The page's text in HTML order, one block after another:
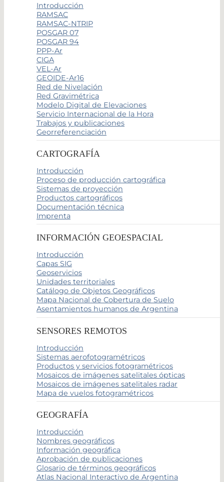
Introducción
RAMSAC
RAMSAC-NTRIP
POSGAR 07
POSGAR 94
PPP-Ar
CIGA
VEL-Ar
GEOIDE-Ar16
Red de Nivelación
Red Gravimétrica
Modelo Digital de Elevaciones
Servicio Internacional de la Hora
Trabajos y publicaciones
Georreferenciación
CARTOGRAFÍA
Introducción
Proceso de producción cartográfica
Sistemas de proyección
Productos cartográficos
Documentación técnica
Imprenta
INFORMACIÓN GEOESPACIAL
Introducción
Capas SIG
Geoservicios
Unidades territoriales
Catálogo de Objetos Geográficos
Mapa Nacional de Cobertura de Suelo
Asentamientos humanos de Argentina
SENSORES REMOTOS
Introducción
Sistemas aerofotogramétricos
Productos y servicios fotogramétricos
Mosaicos de imágenes satelitales ópticas
Mosaicos de imágenes satelitales radar
Mapa de vuelos fotogramétricos
GEOGRAFÍA
Introducción
Nombres geográficos
Información geográfica
Aprobación de publicaciones
Glosario de términos geográficos
Atlas Nacional Interactivo de Argentina